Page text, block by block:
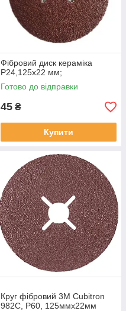
Фібровий диск кераміка
Р24,125x22 мм;
Готово до відправки
45 ₴
Купити
Круг фібровий 3М Cubitron
982C, P60, 125ммх22мм